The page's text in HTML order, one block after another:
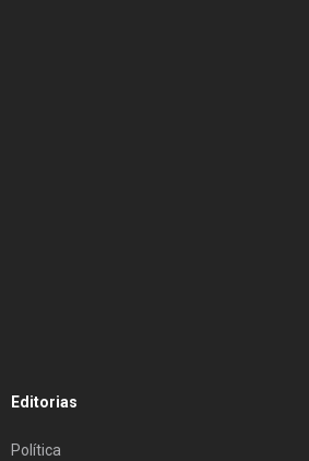
Editorias
Política